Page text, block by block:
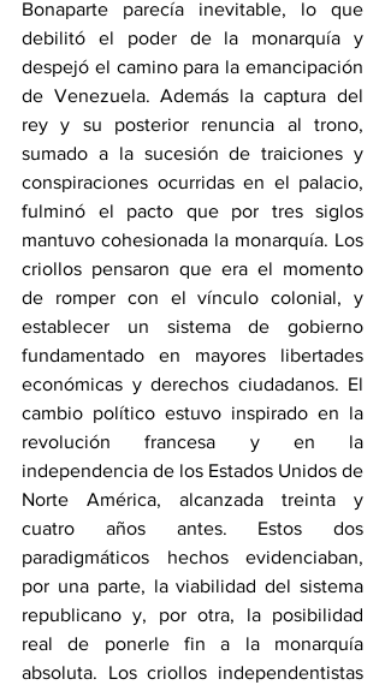
Bonaparte parecía inevitable, lo que
debilitó el poder de la monarquía y
despejó el camino para la emancipación
de Venezuela. Además la captura del
rey y su posterior renuncia al trono,
sumado a la sucesión de traiciones y
conspiraciones ocurridas en el palacio,
fulminó el pacto que por tres siglos
mantuvo cohesionada la monarquía. Los
criollos pensaron que era el momento
de romper con el vínculo colonial, y
establecer un sistema de gobierno
fundamentado en mayores libertades
económicas y derechos ciudadanos. El
cambio político estuvo inspirado en la
revolución francesa y en la
independencia de los Estados Unidos de
Norte América, alcanzada treinta y
cuatro años antes. Estos dos
paradigmáticos hechos evidenciaban,
por una parte, la viabilidad del sistema
republicano y, por otra, la posibilidad
real de ponerle fin a la monarquía
absoluta. Los criollos independentistas